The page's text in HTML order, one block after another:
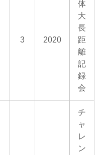
3 2020
体
大
長
距
離
記
録
会
チ
ャ
レ
ン